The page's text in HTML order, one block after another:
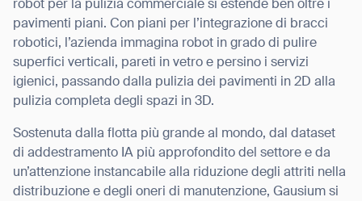
robot per la pulizia commerciale si estende ben oltre i
pavimenti piani. Con piani per l’integrazione di bracci
robotici, l’azienda immagina robot in grado di pulire
superfici verticali, pareti in vetro e persino i servizi
igienici, passando dalla pulizia dei pavimenti in 2D alla
pulizia completa degli spazi in 3D.
Sostenuta dalla flotta più grande al mondo, dal dataset
di addestramento IA più approfondito del settore e da
un’attenzione instancabile alla riduzione degli attriti nella
distribuzione e degli oneri di manutenzione, Gausium si